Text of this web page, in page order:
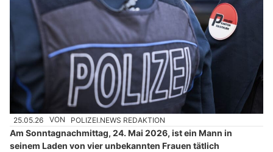
25.05.26 VON POLIZEI.NEWS REDAKTION
Am Sonntagnachmittag, 24. Mai 2026, ist ein Mann in
seinem Laden von vier unbekannten Frauen tätlich